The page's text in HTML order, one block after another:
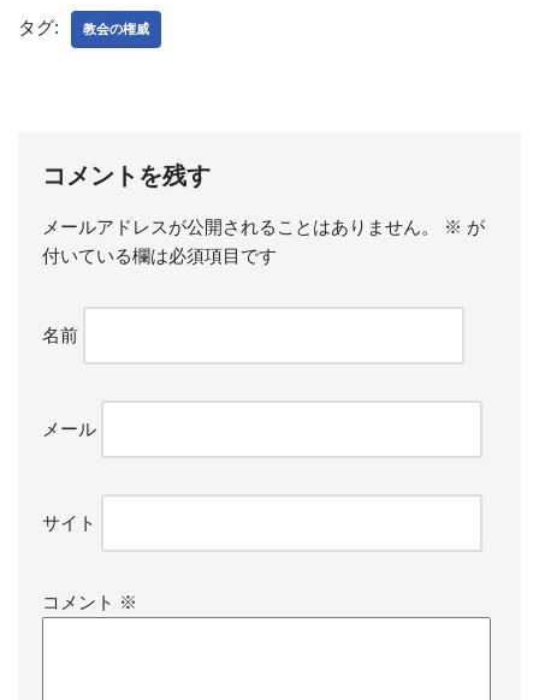
タグ: 教会の権威
コメントを残す
メールアドレスが公開されることはありません。 ※ が
付いている欄は必須項目です
名前
メール
サイト
コメント ※